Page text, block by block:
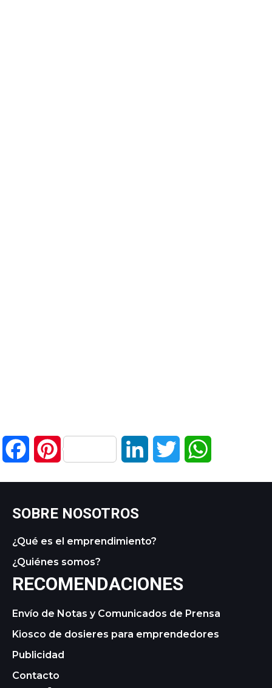
FacebookPinterest LinkedIn Twitter
SOBRE NOSOTROS
¿Qué es el emprendimiento?
¿Quiénes somos?
RECOMENDACIONES
Envío de Notas y Comunicados de Prensa
Kiosco de dosieres para emprendedores
Publicidad
Contacto